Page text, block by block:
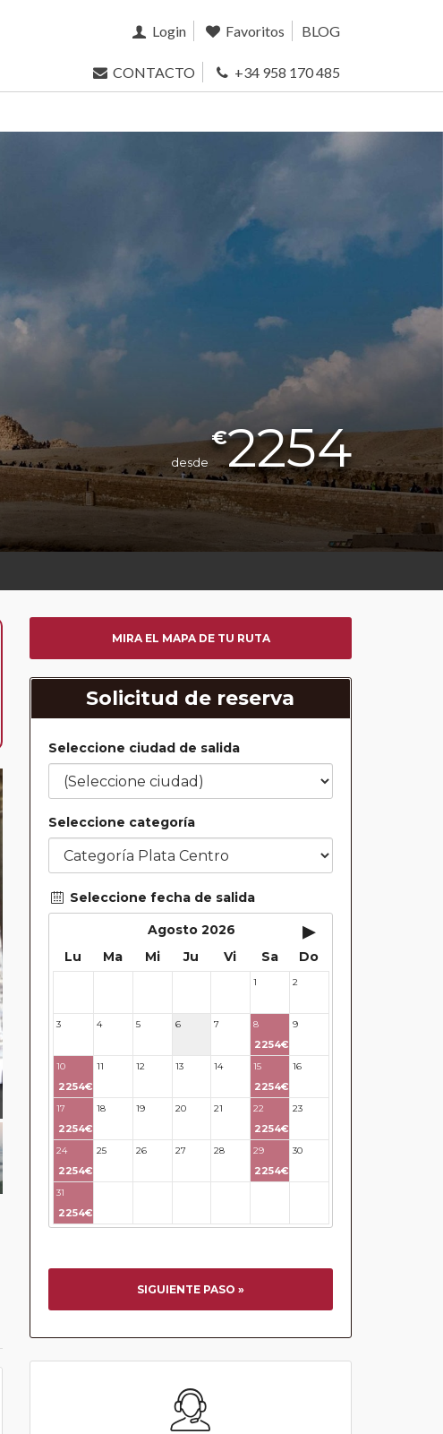
Login Favoritos BLOG
CONTACTO +34 958 170 485
desde
€2254
MIRA EL MAPA DE TU RUTA
Solicitud de reserva
Seleccione ciudad de salida
Seleccione categoría
Seleccione fecha de salida
Agosto 2026
▸
Lu Ma Mi Ju Vi Sa Do
1 2
3 4 5 6 7 8
2254€
9
10
2254€
11 12 13 14 15
2254€
16
17
2254€
18 19 20 21 22
2254€
23
24
2254€
25 26 27 28 29
2254€
30
31
2254€
SIGUIENTE PASO »